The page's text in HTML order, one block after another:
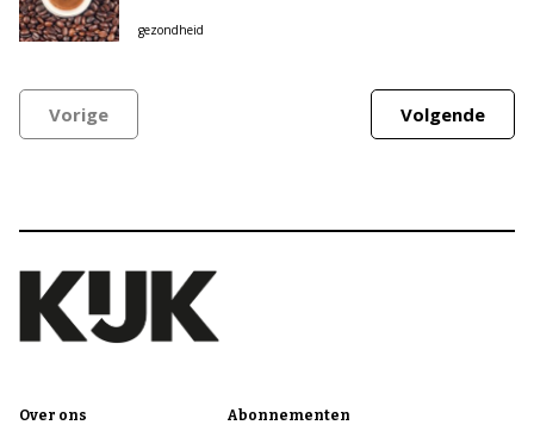
gezondheid
Vorige Volgende
Over ons Abonnementen